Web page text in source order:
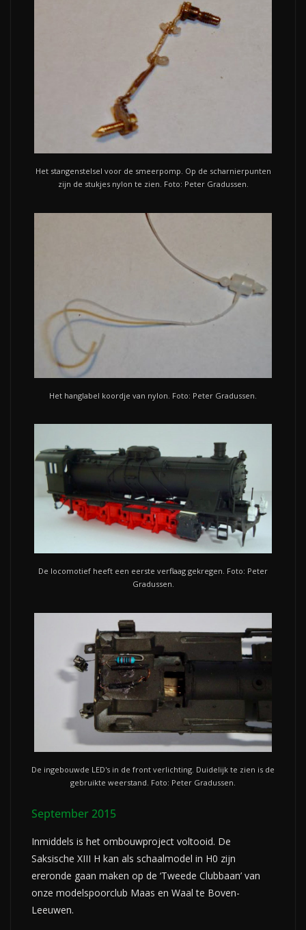
Het stangenstelsel voor de smeerpomp. Op de scharnierpunten
zijn de stukjes nylon te zien. Foto: Peter Gradussen.
Het hanglabel koordje van nylon. Foto: Peter Gradussen.
De locomotief heeft een eerste verflaag gekregen. Foto: Peter
Gradussen.
De ingebouwde LED's in de front verlichting. Duidelijk te zien is de
gebruikte weerstand. Foto: Peter Gradussen.
September 2015
Inmiddels is het ombouwproject voltooid. De
Saksische XIII H kan als schaalmodel in H0 zijn
ereronde gaan maken op de ‘Tweede Clubbaan’ van
onze modelspoorclub Maas en Waal te Boven-
Leeuwen.